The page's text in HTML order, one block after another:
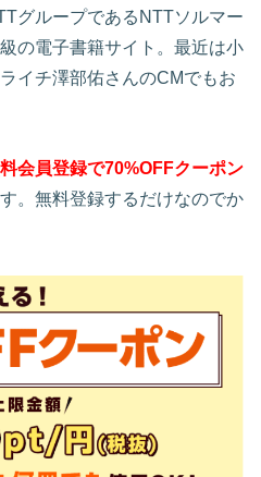
グループであるNTTソルマー
の電子書籍サイト。最近は小
イチ澤部佑さんのCMでもお
会員登録で70%OFFクーポン
。無料登録するだけなのでか